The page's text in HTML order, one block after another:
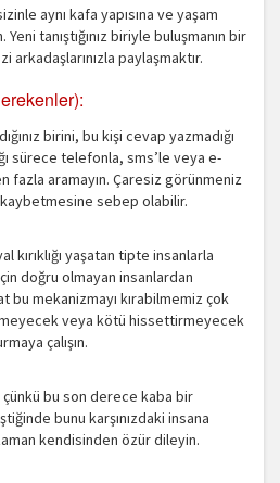
aynı kafa yapısına ve yaşam
tanıştığınız biriyle buluşmanın bir
arkadaşlarınızla paylaşmaktır.
birini, bu kişi cevap yazmadığı
sürece telefonla, sms’le veya e-
fazla aramayın. Çaresiz görünmeniz
kaybetmesine sebep olabilir.
kırıklığı yaşatan tipte insanlarla
doğru olmayan insanlardan
bu mekanizmayı kırabilmemiz çok
veya kötü hissettirmeyecek
çalışın.
bu son derece kaba bir
bunu karşınızdaki insana
kendisinden özür dileyin.